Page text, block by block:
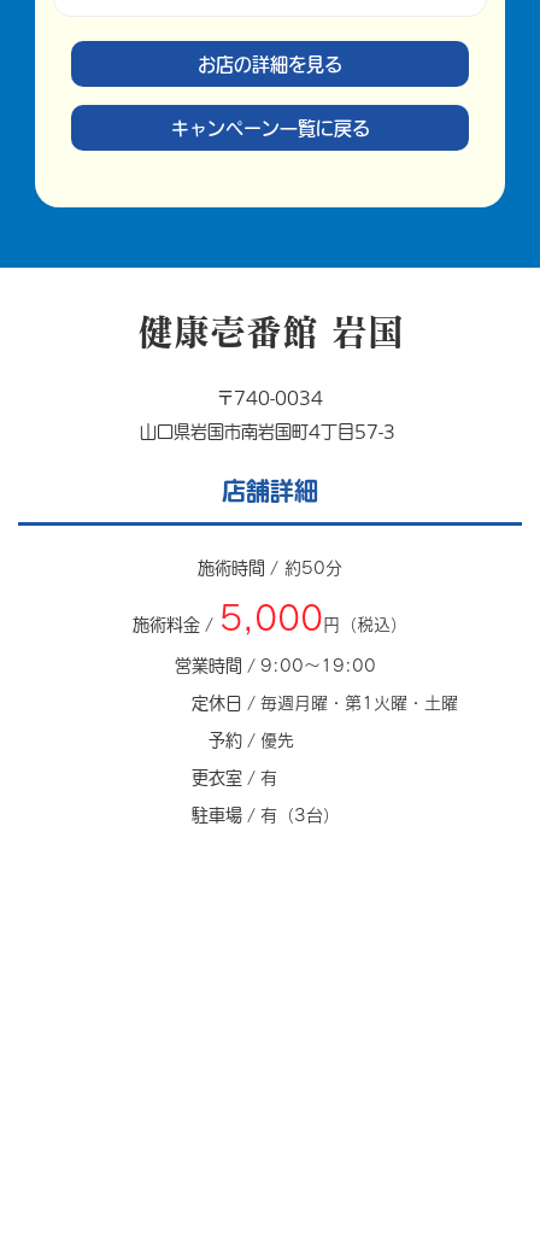
お店の詳細を見る
キャンペーン一覧に戻る
健康壱番館 岩国
〒740-0034
山口県岩国市南岩国町4丁目57-3
店舗詳細
施術時間 / 約50分
施術料金 / 5,000円（税込）
営業時間 / 9:00～19:00
定休日 / 毎週月曜・第1火曜・土曜
予約 / 優先
更衣室 / 有
駐車場 / 有（3台）